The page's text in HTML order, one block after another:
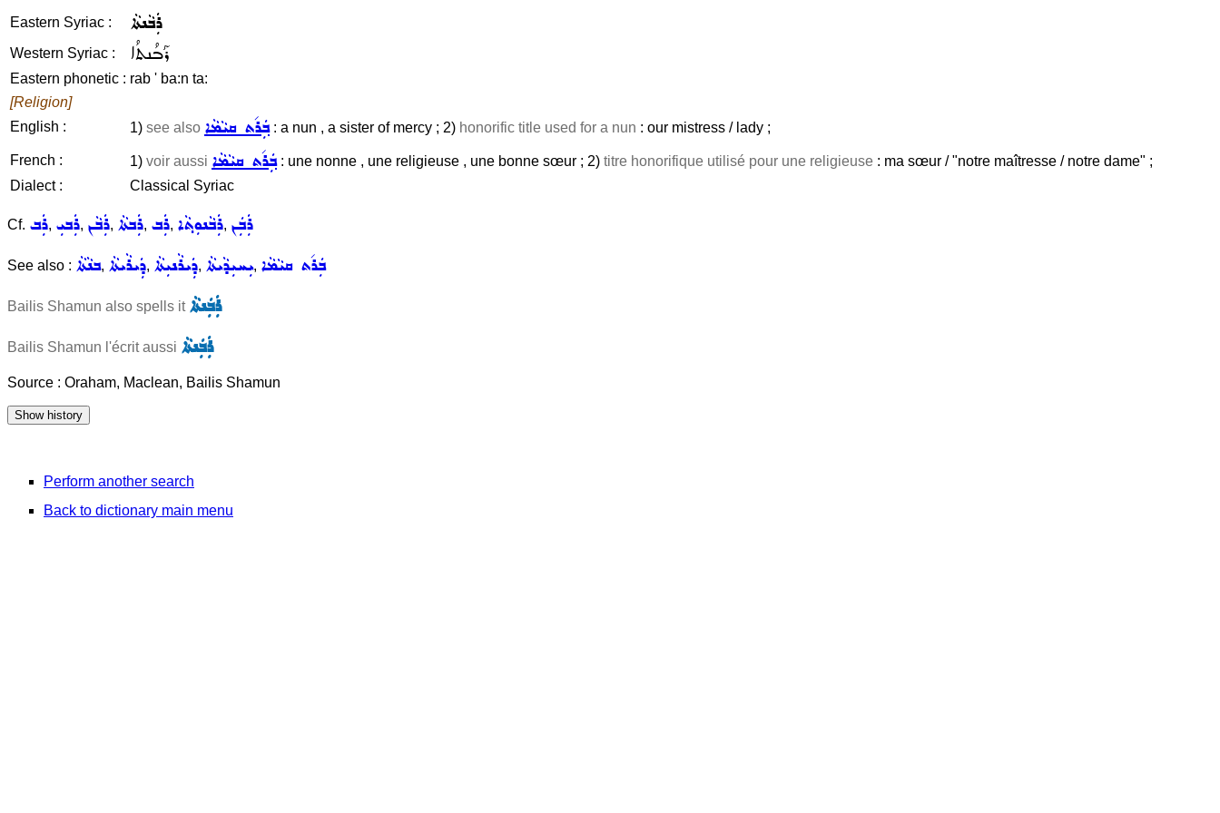
Eastern Syriac : ܪܲܒܵܢܬܵܐ
Western Syriac : ܪܰܒܳܢܬܳܐ
Eastern phonetic : rab ' ba:n ta:
[Religion]
English :
1) see also ܒܲܪ݇ܬ ܩܝܵܡܵܐ: a nun , a sister of mercy ; 2) honorific title used for a nun : our mistress / lady ;
French : 1) voir aussi ܒܲܪ݇ܬ ܩܝܵܡܵܐ: une nonne , une religieuse , une bonne sœur ; 2) titre honorifique utilisé pour une religieuse : ma sœur / "notre maîtresse / notre dame" ;
Dialect :
Classical Syriac
Cf. ܪܲܒ, ܪܲܒܝܼ, ܪܲܒܵܢ, ܪܲܒܬܵܐ, ܪܲܒ, ܪܲܒܵܢܘܼܬ݂ܵܐ, ܪܲܒܲܢ
See also : ܒܢܵܬܵܐ, ܕܲܝܪܵܝܬܵܐ, ܕܲܝܪܵܢܝܼܬܵܐ, ܝܼܚܝܼܕܵܝܬܵܐ, ܒܲܪ݇ܬ ܩܝܵܡܵܐ
Bailis Shamun also spells it ܪܲܒܲܢܬܵܐ
Bailis Shamun l'écrit aussi ܪܲܒܲܢܬܵܐ
Source : Oraham, Maclean, Bailis Shamun
Perform another search
Back to dictionary main menu